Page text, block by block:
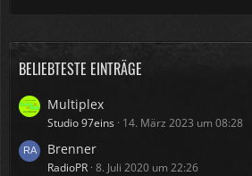
BELIEBTESTE EINTRÄGE
Multiplex
Studio 97eins 14. März 2023 um 08:28
Brenner
RadioPR 8. Juli 2020 um 22:26